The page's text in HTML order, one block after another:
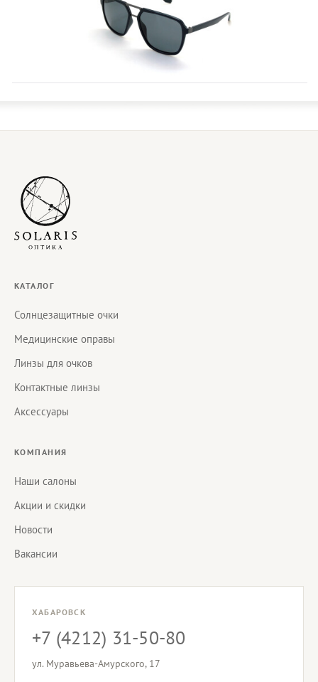
КАТАЛОГ
Солнцезащитные очки
Медицинские оправы
Линзы для очков
Контактные линзы
Аксессуары
КОМПАНИЯ
Наши салоны
Акции и скидки
Новости
Вакансии
ХАБАРОВСК
+7 (4212) 31-50-80
ул. Муравьева-Амурского, 17